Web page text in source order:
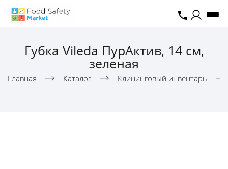
Губка Vileda ПурАктив, 14 см,
зеленая
Главная Каталог Клининговый инвентарь